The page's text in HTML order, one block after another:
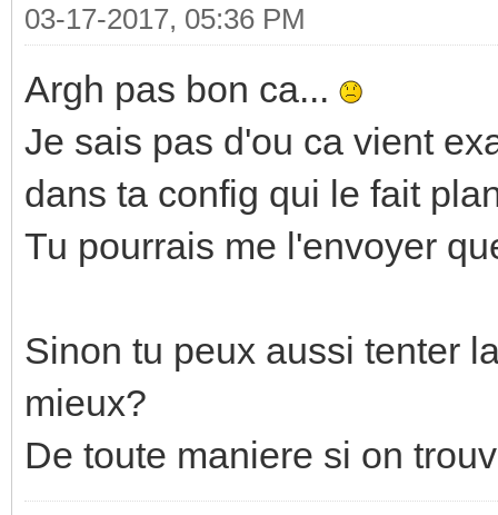
03-17-2017, 05:36 PM
Argh pas bon ca...
Je sais pas d'ou ca vient
dans ta config qui le fait
Tu pourrais me l'envoyer
Sinon tu peux aussi tenter
mieux?
De toute maniere si on